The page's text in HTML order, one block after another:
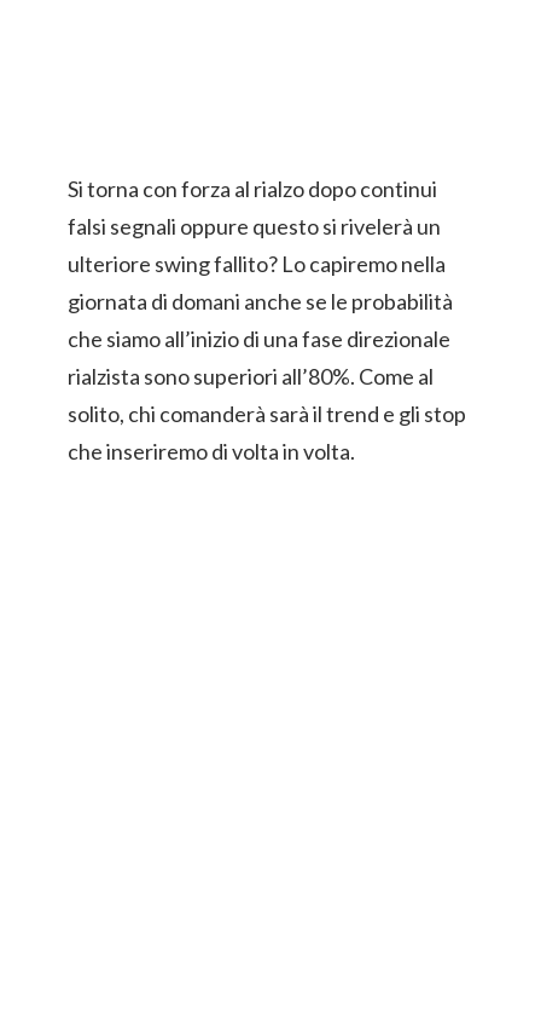
Si torna con forza al rialzo dopo continui
falsi segnali oppure questo si rivelerà un
ulteriore swing fallito? Lo capiremo nella
giornata di domani anche se le probabilità
che siamo all’inizio di una fase direzionale
rialzista sono superiori all’80%. Come al
solito, chi comanderà sarà il trend e gli stop
che inseriremo di volta in volta.